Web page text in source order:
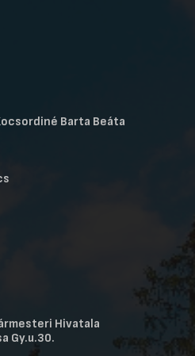
Barta Beáta
Hivatala
Gy.u.30.